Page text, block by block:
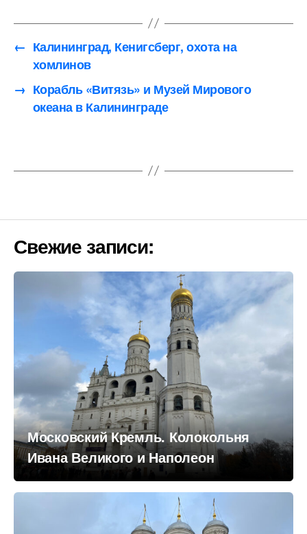
← Калининград, Кенигсберг, охота на
хомлинов
→ Корабль «Витязь» и Музей Мирового
океана в Калининграде
Свежие записи:
Московский Кремль. Колокольня
Ивана Великого и Наполеон